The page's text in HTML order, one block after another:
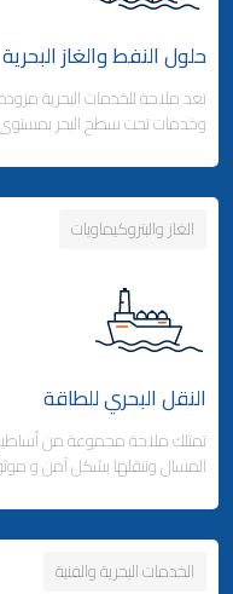
- خدمات الخطوط الملاحية
- خدمات الخطوط الفرعية
وكالة شحن البضائع
- التخليص الجمركي والتوزيع
- التخليص الجمركي والتوزيع
Area Links (Right)
التخزين والتوزيع
- مدينة ملاحة اللوجستية - قطر
- المنطقة الحرة بجبل علي
حلول النفط والغاز البحرية
تعد ملاحة للخدمات البحرية
وخدمات تحت سطح البحر
Area Links (Left)
الخدمات البحرية
الخدمات البحرية
الغاز والبتروكيماويات
النقل البحري للطاقة
تمتلك ملاحة مجموعة من أساطيل
المسال وتنقلها بشكل آمن و
الخدمات البحرية والفنية